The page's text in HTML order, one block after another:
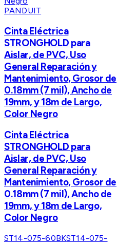
PANDUIT
Cinta Eléctrica
STRONGHOLD para
Aislar, de PVC, Uso
General Reparación y
Mantenimiento, Grosor de
0.18mm (7 mil), Ancho de
19mm, y 18m de Largo,
Color Negro
Cinta Eléctrica
STRONGHOLD para
Aislar, de PVC, Uso
General Reparación y
Mantenimiento, Grosor de
0.18mm (7 mil), Ancho de
19mm, y 18m de Largo,
Color Negro
ST14-075-60BKST14-075-